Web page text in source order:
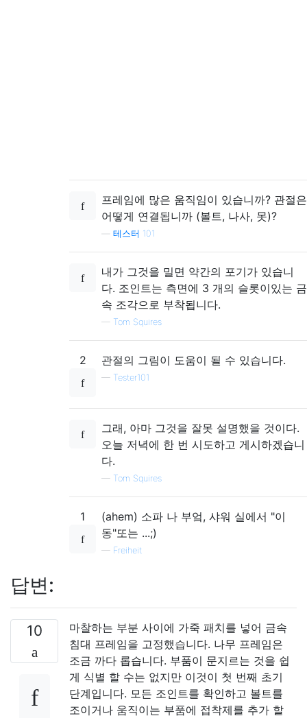
프레임에 많은 움직임이 있습니까? 관절은
어떻게 연결됩니까 (볼트, 나사, 못)?
테스터 101
내가 그것을 밀면 약간의 포기가 있습니
다. 조인트는 측면에 3 개의 슬롯이있는 금
속 조각으로 부착됩니다.
— Tom Squires
2 관절의 그림이 도움이 될 수 있습니다.
— Tester101
그래, 아마 그것을 잘못 설명했을 것이다.
오늘 저녁에 한 번 시도하고 게시하겠습니
다.
— Tom Squires
1
(ahem) 소파 나 부엌, 샤워 실에서 "이
동"또는 ...;)
— Freiheit
답변:
10
마찰하는 부분 사이에 가죽 패치를 넣어 금속
침대 프레임을 고정했습니다. 나무 프레임은
조금 까다 롭습니다. 부품이 문지르는 것을 쉽
게 식별 할 수는 없지만 이것이 첫 번째 초기
단계입니다. 모든 조인트를 확인하고 볼트를
조이거나 움직이는 부품에 접착제를 추가 할